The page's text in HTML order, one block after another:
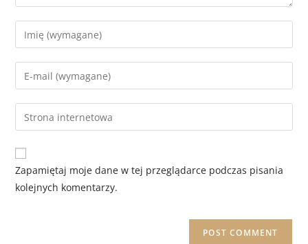
Zapamiętaj moje dane w tej przeglądarce podczas pisania
kolejnych komentarzy.